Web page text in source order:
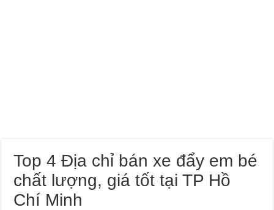
Top 4 Địa chỉ bán xe đẩy em bé
chất lượng, giá tốt tại TP Hồ
Chí Minh